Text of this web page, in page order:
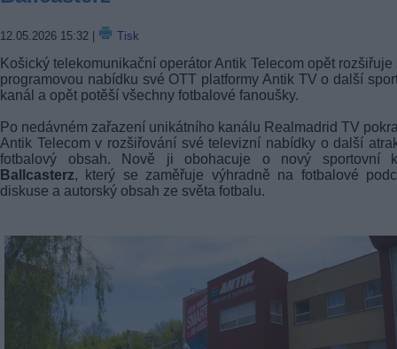
12.05.2026 15:32 Tisk
Košický telekomunikační operátor Antik Telecom opět rozšiřuje
programovou nabídku své OTT platformy Antik TV o další
kanál a opět potěší všechny fotbalové fanoušky.
Po nedávném zařazení unikátního kanálu Realmadrid TV
Antik Telecom v rozšiřování své televizní nabídky o další
fotbalový obsah. Nově ji obohacuje o nový sportovní
Ballcasterz, který se zaměřuje výhradně na fotbalové
diskuse a autorský obsah ze světa fotbalu.